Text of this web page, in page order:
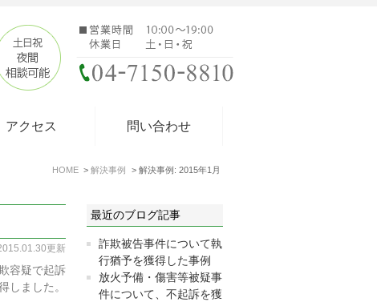
アクセス 問い合わせ
HOME 解決事例 解決事例: 2015年1月
更新
容疑で起訴
しました。
最近のブログ記事
詐欺被告事件について執
行猶予を獲得した事例
放火予備・傷害等被疑事
件について、不起訴を獲